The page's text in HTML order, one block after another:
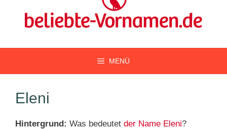
MENÜ
Eleni
Hintergrund: Was bedeutet der Name Eleni?